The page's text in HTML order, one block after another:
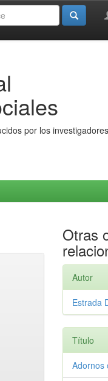
por los
Otras
Autor
Estrada
Título
Adornos